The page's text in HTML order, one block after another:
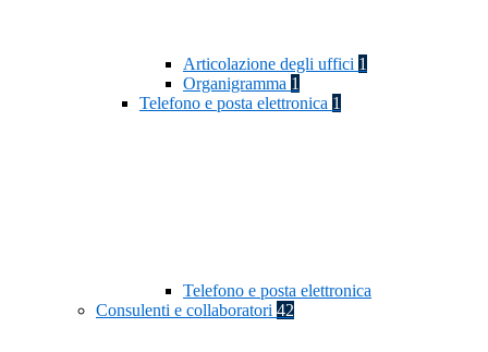
Articolazione degli uffici 1
Organigramma 1
Telefono e posta elettronica 1
Telefono e posta elettronica
Consulenti e collaboratori 42